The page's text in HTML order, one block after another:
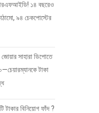
১৪ বছরেও
৯৪ চেকপোস্টের
জোয়ার সাহারা ডিপোতে
টাকা
টাকার বিনিয়োগ ফাঁদ ?